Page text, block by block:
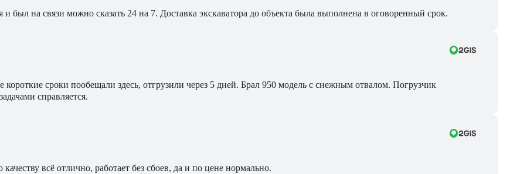
был на связи можно сказать 24 на 7. Доставка экскаватора до объекта была выполнена в оговоренный срок.
сроки пообещали здесь, отгрузили через 5 дней. Брал 950 модель с снежным отвалом. Погрузчик
справляется.
всё отлично, работает без сбоев, да и по цене нормально.